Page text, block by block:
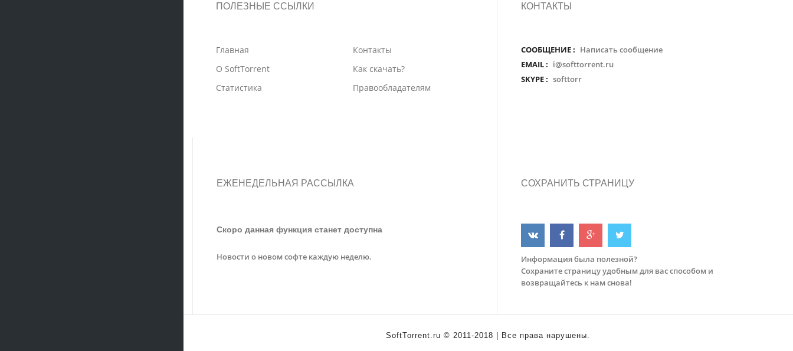
ПОЛЕЗНЫЕ ССЫЛКИ
Главная
О SoftTorrent
Статистика
Контакты
Как скачать?
Правообладателям
КОНТАКТЫ
СООБЩЕНИЕ : Написать сообщение
EMAIL : i@softtorrent.ru
SKYPE : softtorr
ЕЖЕНЕДЕЛЬНАЯ РАССЫЛКА
Скоро данная функция станет доступна
Новости о новом софте каждую неделю.
СОХРАНИТЬ СТРАНИЦУ
Информация была полезной?
Сохраните страницу удобным для вас способом и
возвращайтесь к нам снова!
SoftTorrent.ru © 2011-2018 | Все права нарушены.